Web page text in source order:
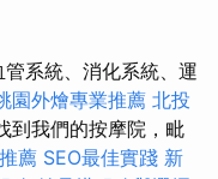
系統、消化系統、運
園外燴專業推薦 北投
到我們的按摩院，毗
薦 SEO最佳實踐 新